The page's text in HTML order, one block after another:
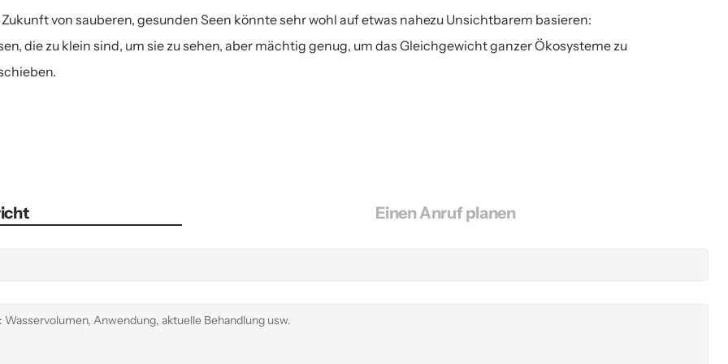
von sauberen, gesunden Seen könnte sehr wohl auf etwas nahezu Unsichtbarem basieren:
die zu klein sind, um sie zu sehen, aber mächtig genug, um das Gleichgewicht ganzer Ökosysteme zu
Einen Anruf planen